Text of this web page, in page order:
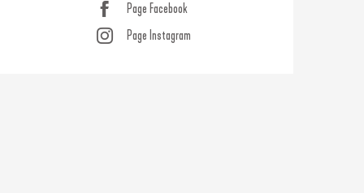
Page Facebook
Page Instagram